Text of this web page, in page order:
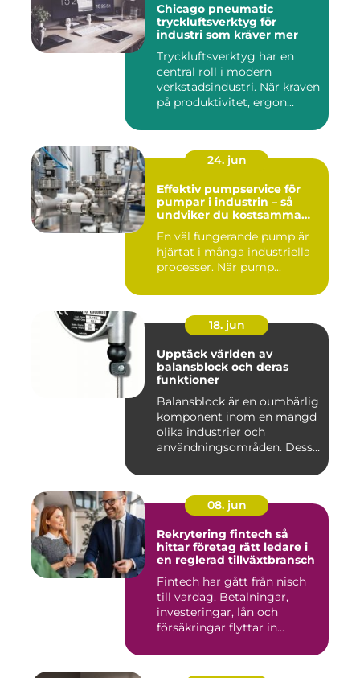
Chicago pneumatic
tryckluftsverktyg för
industri som kräver mer
Tryckluftsverktyg har en
central roll i modern
verkstadsindustri. När kraven
på produktivitet, ergon...
24. jun
Effektiv pumpservice för
pumpar i industrin – så
undviker du kostsamma
En väl fungerande pump är
hjärtat i många industriella
processer. När pump...
18. jun
Upptäck världen av
balansblock och deras
funktioner
Balansblock är en oumbärlig
komponent inom en mängd
olika industrier och
användningsområden. Dessa
08. jun
Rekrytering fintech så
hittar företag rätt ledare i
en reglerad tillväxtbransch
Fintech har gått från nisch
till vardag. Betalningar,
investeringar, lån och
försäkringar flyttar in...